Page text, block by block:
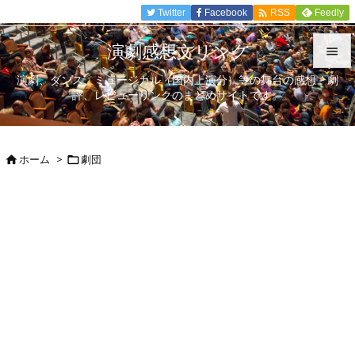


メニュ

Twitter Facebook  RSS Feedly
演劇感想文リンク
演劇、ダンス、ミュージカル（国内上演分）等の舞台の感想、劇
評、レビューリンクのまとめサイトです。
ホーム > 劇団